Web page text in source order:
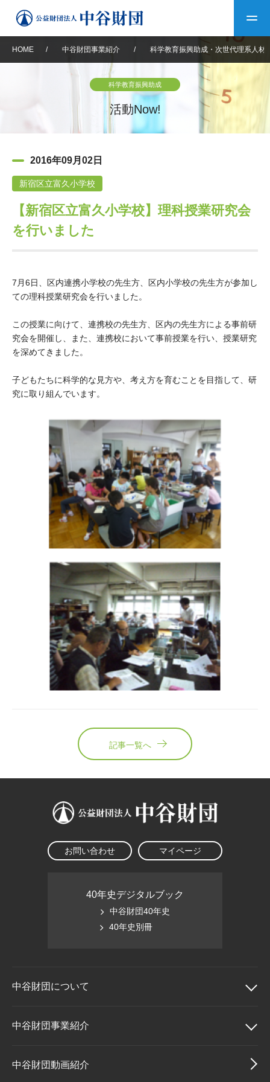
中谷財団について
設立趣意書
沿革 40年史デジタルブック
役員・評議員 公開情報
年報一覧 中谷財団レポート
中谷財団事業紹介
神戸賞 長期大型研究助成
大学院生奨学金
国際学生交流プログラ
ム
科学教育振興助成・
次世代理系人材育成プ
ログラム助成
中谷財団動画紹介
その他情報
アクセス よくあるご質問
サイトマップ 中谷財団アーカイブ
HOME / 中谷財団事業紹介 / 科学教育振興助成・次世代理系人材
科学教育振興助成
活動Now!
2016年09月02日
新宿区立富久小学校
【新宿区立富久小学校】理科授業研究会
を行いました
7月6日、区内連携小学校の先生方、区内小学校の先生方が参加し
ての理科授業研究会を行いました。
この授業に向けて、連携校の先生方、区内の先生方による事前研
究会を開催し、また、連携校において事前授業を行い、授業研究
を深めてきました。
子どもたちに科学的な見方や、考え方を育むことを目指して、研
究に取り組んでいます。
記事一覧へ
お問い合わせ マイページ
40年史デジタルブック
中谷財団40年史
40年史別冊
中谷財団について
中谷財団について
理事長挨拶
中谷財団事業紹介
中谷財団事業紹介
中谷財団動画紹介